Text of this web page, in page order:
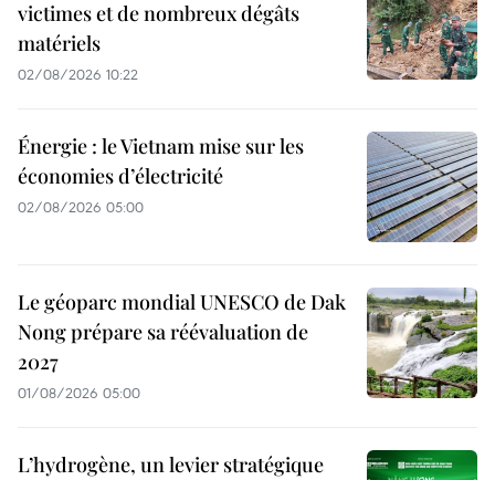
victimes et de nombreux dégâts
matériels
02/08/2026 10:22
Énergie : le Vietnam mise sur les
économies d’électricité
02/08/2026 05:00
Le géoparc mondial UNESCO de Dak
Nong prépare sa réévaluation de
2027
01/08/2026 05:00
L’hydrogène, un levier stratégique